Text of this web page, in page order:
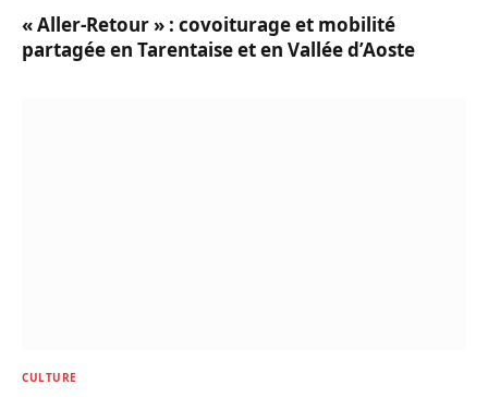
« Aller-Retour » : covoiturage et mobilité
partagée en Tarentaise et en Vallée d’Aoste
CULTURE